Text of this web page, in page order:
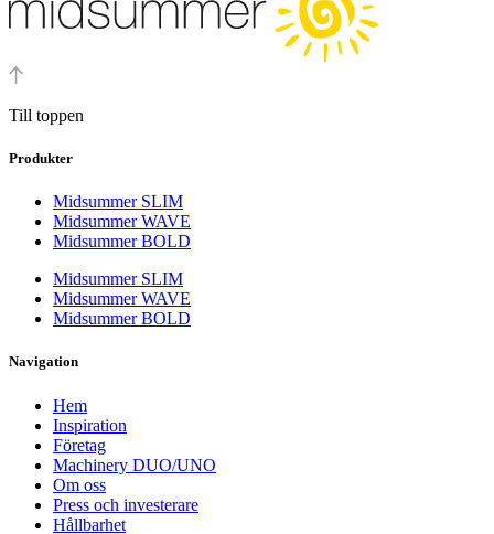
Till toppen
Produkter
Midsummer SLIM
Midsummer WAVE
Midsummer BOLD
Midsummer SLIM
Midsummer WAVE
Midsummer BOLD
Navigation
Hem
Inspiration
Företag
Machinery DUO/UNO
Om oss
Press och investerare
Hållbarhet